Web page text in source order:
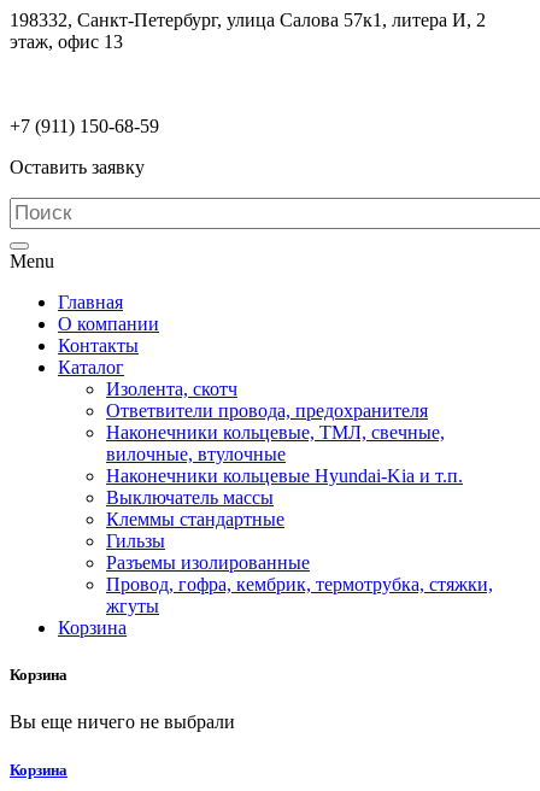
198332, Санкт-Петербург, улица Салова 57к1, литера И, 2
этаж, офис 13
+7 (911) 150-68-59
Оставить заявку
Menu
Главная
О компании
Контакты
Каталог
Изолента, скотч
Ответвители провода, предохранителя
Наконечники кольцевые, ТМЛ, свечные,
вилочные, втулочные
Наконечники кольцевые Hyundai-Kia и т.п.
Выключатель массы
Клеммы стандартные
Гильзы
Разъемы изолированные
Провод, гофра, кембрик, термотрубка, стяжки,
жгуты
Корзина
Корзина
Вы еще ничего не выбрали
Корзина